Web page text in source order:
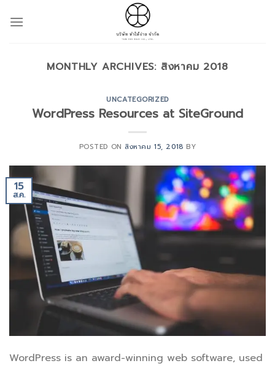
MONTHLY ARCHIVES: สิงหาคม 2018
UNCATEGORIZED
WordPress Resources at SiteGround
POSTED ON สิงหาคม 15, 2018 BY
15
ส.ค.
WordPress is an award-winning web software, used